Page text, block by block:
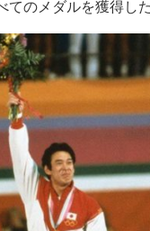
てのメダルを獲得し